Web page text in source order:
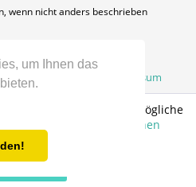
um Ihnen das
wenn nicht anders beschrieben
Impressum
um Ihnen die bestmögliche
Mehr Informationen